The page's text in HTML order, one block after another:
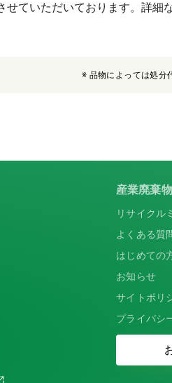
ていただいております。詳細
※ 品物によっては処分
産業廃棄物
リサイクル
よくある質
はじめての
お知らせ
サイトポリ
プライバシ